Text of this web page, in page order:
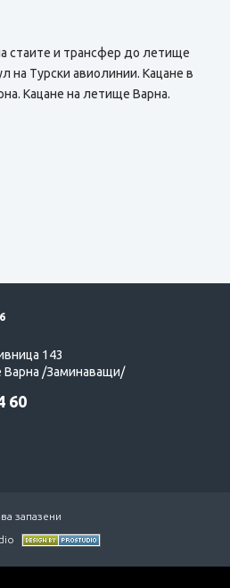
стаите и трансфер до летище
на Турски авиолинии. Кацане в
Кацане на летище Варна.
143
/Заминаващи/
60
запазени